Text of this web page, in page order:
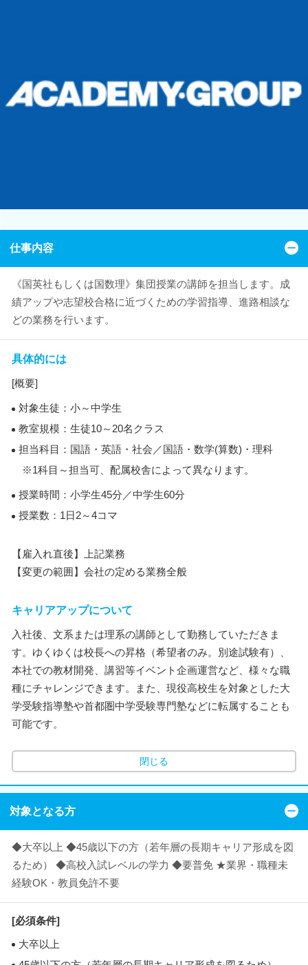
仕事内容
《国英社もしくは国数理》集団授業の講師を担当します。成
績アップや志望校合格に近づくための学習指導、進路相談な
どの業務を行います。
具体的には
[概要]
対象生徒：小～中学生
教室規模：生徒10～20名クラス
担当科目：国語・英語・社会／国語・数学(算数)・理科
※1科目～担当可、配属校舎によって異なります。
授業時間：小学生45分／中学生60分
授業数：1日2～4コマ
【雇入れ直後】上記業務
【変更の範囲】会社の定める業務全般
キャリアアップについて
入社後、文系または理系の講師として勤務していただきま
す。ゆくゆくは校長への昇格（希望者のみ。別途試験有）、
本社での教材開発、講習等イベント企画運営など、様々な職
種にチャレンジできます。また、現役高校生を対象とした大
学受験指導塾や首都圏中学受験専門塾などに転属することも
可能です。
閉じる
対象となる方
◆大卒以上 ◆45歳以下の方（若年層の長期キャリア形成を図
るため） ◆高校入試レベルの学力 ◆要普免 ★業界・職種未
経験OK・教員免許不要
[必須条件]
大卒以上